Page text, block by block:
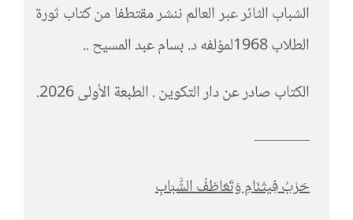
الشباب الثائر عبر العالم ننشر مقتطفا من كتاب ثورة
الطلاب 1968لمؤلفه د. بسام عبد المسيح ..
الكتاب صادر عن دار التكوين . الطبعة الأولى 2026.
———–
حَرْبُ فِيتْنَامِ وَتَعَاطَفُ الشَّبَابِ